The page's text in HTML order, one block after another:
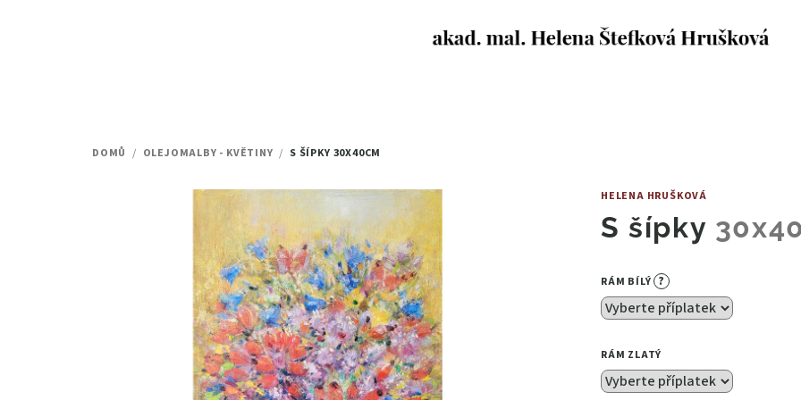
DOMŮ / OLEJOMALBY - KVĚTINY / S ŠÍPKY 30X40CM
HELENA HRUŠKOVÁ
S šípky
RÁM BÍLÝ ?
RÁM ZLATÝ